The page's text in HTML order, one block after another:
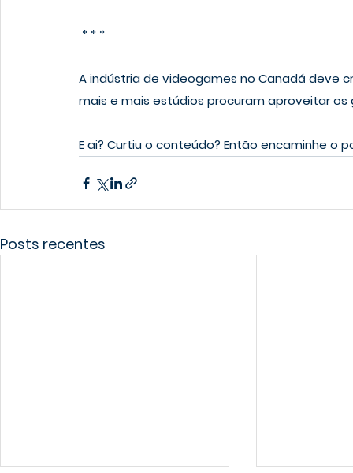
* * *
A indústria de videogames no Canadá deve
mais e mais estúdios procuram aproveitar
E ai? Curtiu o conteúdo? Então encaminhe o
Posts recentes